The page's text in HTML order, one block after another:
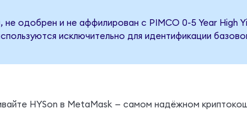
одобрен и не аффилирован с PIMCO 0-5 Year High
исключительно для идентификации
HYSon в MetaMask — самом надёжном